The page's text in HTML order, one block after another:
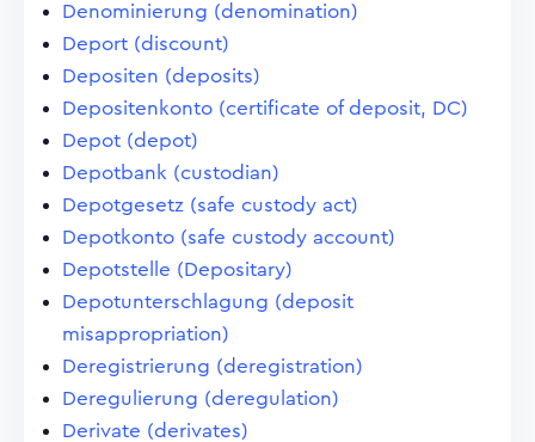
Denominierung (denomination)
Deport (discount)
Depositen (deposits)
Depositenkonto (certificate of deposit, DC)
Depot (depot)
Depotbank (custodian)
Depotgesetz (safe custody act)
Depotkonto (safe custody account)
Depotstelle (Depositary)
Depotunterschlagung (deposit
misappropriation)
Deregistrierung (deregistration)
Deregulierung (deregulation)
Derivate (derivates)